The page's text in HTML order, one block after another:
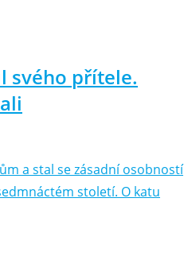
svého přítele.
a stal se zásadní osobností
století. O katu